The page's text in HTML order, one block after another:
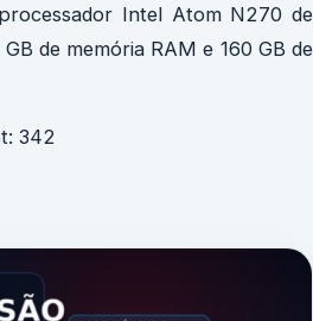
Intel Atom N270 de
de memória RAM e 160 GB de
342